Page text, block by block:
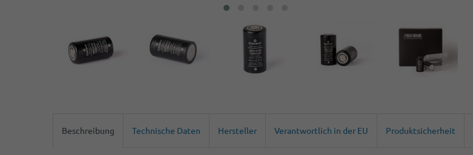
Beschreibung Technische Daten Hersteller Verantwortlich in der EU Produktsicherheit